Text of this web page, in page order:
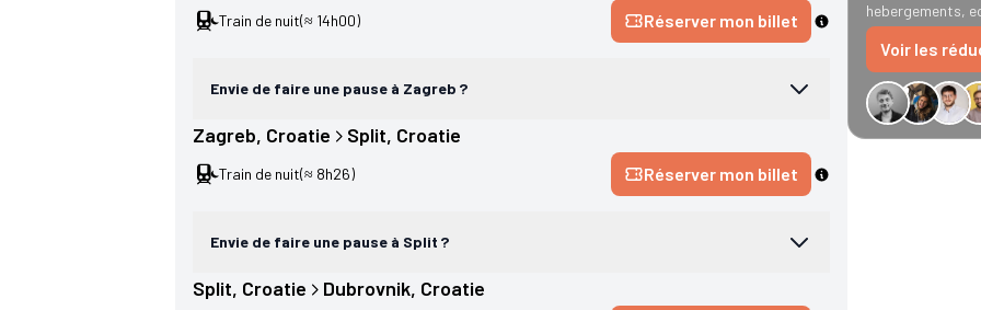
Train de nuit(≈ 14h00) Réserver mon billet
Envie de faire une pause à Zagreb ?
Zagreb, Croatie Split, Croatie
Train de nuit(≈ 8h26) Réserver mon billet
Envie de faire une pause à Split ?
Split, Croatie Dubrovnik, Croatie
hebergements,
Voir les
−34 € GreenGo